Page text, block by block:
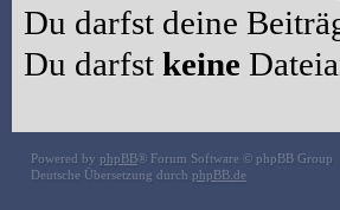
Du darfst deine
Du darfst keine
Powered by phpBB® Forum Software © phpBB Group
Deutsche Übersetzung durch phpBB.de